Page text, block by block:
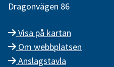
Dragonvägen 86
Visa på kartan
Om webbplatsen
Anslagstavla